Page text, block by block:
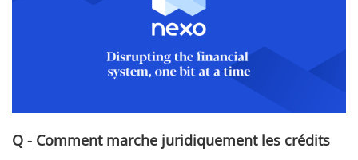
Q - Comment marche juridiquement les crédits